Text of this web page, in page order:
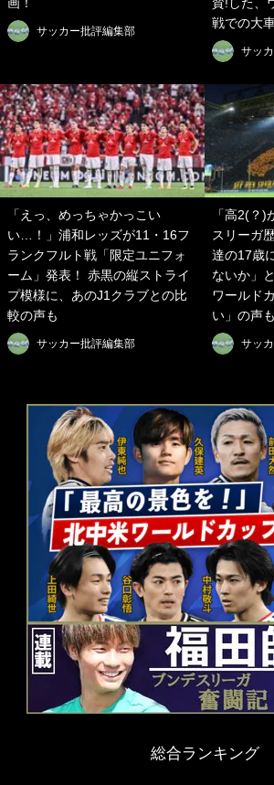
サッカー批評編集部
戦での大
サッ
「えっ、めっちゃかっこい
い…！」浦和レッズが11・16フ
ランクフルト戦「限定ユニフォ
ーム」発表！ 赤黒の縦ストライ
プ模様に、あのJ1クラブとの比
較の声も
サッカー批評編集部
「高2(？
スリーガ
達の17歳
ないか」
ワールド
い」の声も
サッ
総合ランキング